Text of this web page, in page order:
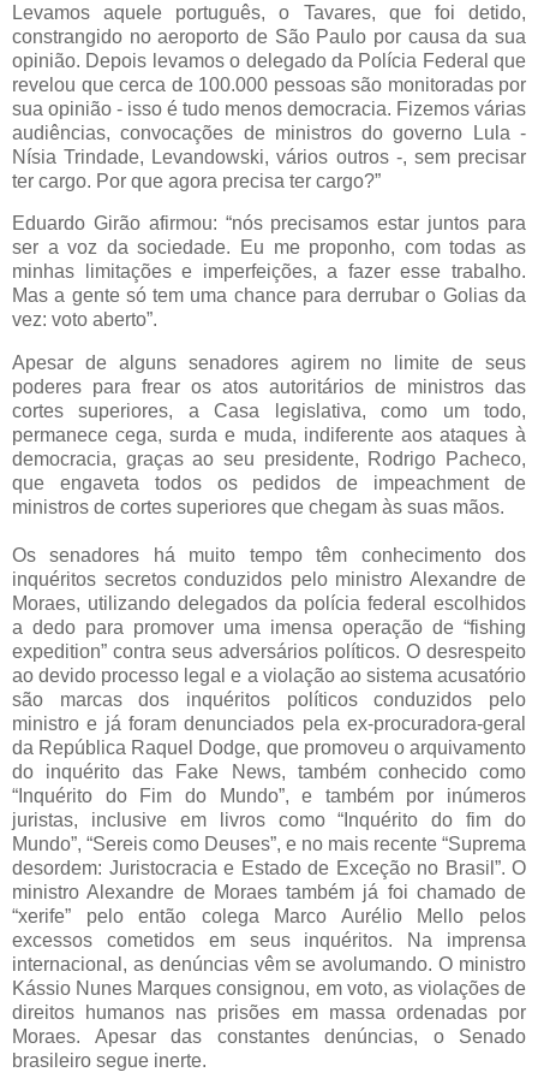
Levamos aquele português, o Tavares, que foi detido,
constrangido no aeroporto de São Paulo por causa da sua
opinião. Depois levamos o delegado da Polícia Federal que
revelou que cerca de 100.000 pessoas são monitoradas por
sua opinião - isso é tudo menos democracia. Fizemos várias
audiências, convocações de ministros do governo Lula -
Nísia Trindade, Levandowski, vários outros -, sem precisar
ter cargo. Por que agora precisa ter cargo?”
Eduardo Girão afirmou: “nós precisamos estar juntos para
ser a voz da sociedade. Eu me proponho, com todas as
minhas limitações e imperfeições, a fazer esse trabalho.
Mas a gente só tem uma chance para derrubar o Golias da
vez: voto aberto”.
Apesar de alguns senadores agirem no limite de seus
poderes para frear os atos autoritários de ministros das
cortes superiores, a Casa legislativa, como um todo,
permanece cega, surda e muda, indiferente aos ataques à
democracia, graças ao seu presidente, Rodrigo Pacheco,
que engaveta todos os pedidos de impeachment de
ministros de cortes superiores que chegam às suas mãos.
Os senadores há muito tempo têm conhecimento dos
inquéritos secretos conduzidos pelo ministro Alexandre de
Moraes, utilizando delegados da polícia federal escolhidos
a dedo para promover uma imensa operação de “fishing
expedition” contra seus adversários políticos. O desrespeito
ao devido processo legal e a violação ao sistema acusatório
são marcas dos inquéritos políticos conduzidos pelo
ministro e já foram denunciados pela ex-procuradora-geral
da República Raquel Dodge, que promoveu o arquivamento
do inquérito das Fake News, também conhecido como
“Inquérito do Fim do Mundo”, e também por inúmeros
juristas, inclusive em livros como “Inquérito do fim do
Mundo”, “Sereis como Deuses”, e no mais recente “Suprema
desordem: Juristocracia e Estado de Exceção no Brasil”. O
ministro Alexandre de Moraes também já foi chamado de
“xerife” pelo então colega Marco Aurélio Mello pelos
excessos cometidos em seus inquéritos. Na imprensa
internacional, as denúncias vêm se avolumando. O ministro
Kássio Nunes Marques consignou, em voto, as violações de
direitos humanos nas prisões em massa ordenadas por
Moraes. Apesar das constantes denúncias, o Senado
brasileiro segue inerte.